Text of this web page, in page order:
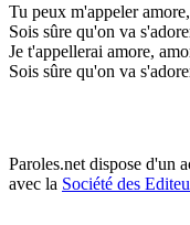
Tu peux m'appeler
Sois sûre qu'on va
Je t'appellerai amore,
Sois sûre qu'on va
Paroles.net dispose d'un
avec la Société des